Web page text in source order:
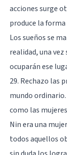
acciones surge
produce la forma
Los sueños se
realidad, una
ocuparán ese
29. Rechazo las
mundo
como las
Nin era una
todos aquellos